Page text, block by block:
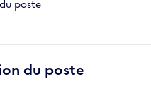
poste
du poste